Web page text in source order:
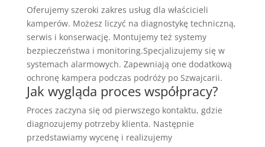
Oferujemy szeroki zakres usług dla właścicieli
kamperów. Możesz liczyć na diagnostykę techniczną,
serwis i konserwację. Montujemy też systemy
bezpieczeństwa i monitoring.Specjalizujemy się w
systemach alarmowych. Zapewniają one dodatkową
ochronę kampera podczas podróży po Szwajcarii.
Jak wygląda proces współpracy?
Proces zaczyna się od pierwszego kontaktu, gdzie
diagnozujemy potrzeby klienta. Następnie
przedstawiamy wycenę i realizujemy